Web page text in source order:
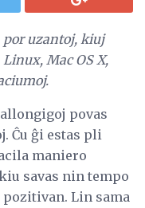
por uzantoj, kiuj
Mac OS X,
povas
Ĉu ĝi estas pli
maniero
savas nin tempo
Lin sama